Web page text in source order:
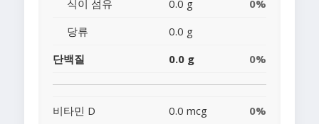
식이 섬유 0.0 g
0%
당류
0.0 g
단백질
0.0 g 0%
비타민 D 0.0 mcg
0%